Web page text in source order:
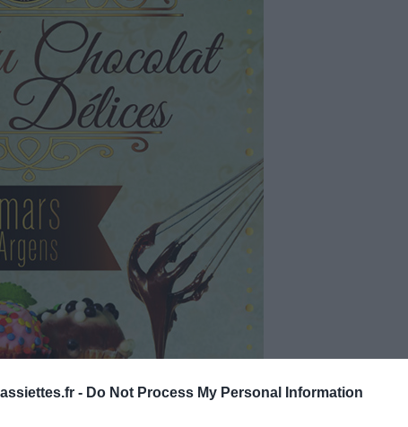
- Do Not Process My Personal Information